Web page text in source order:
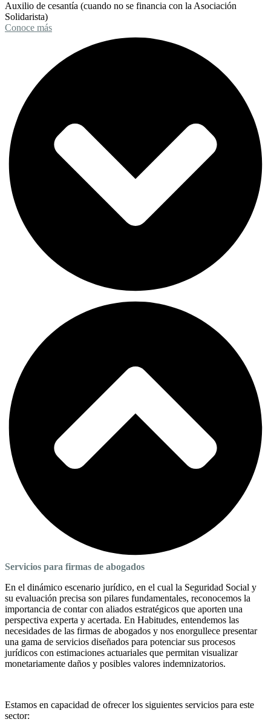
Auxilio de cesantía (cuando no se financia con la Asociación
Solidarista)
Conoce más
Servicios para firmas de abogados
En el dinámico escenario jurídico, en el cual la Seguridad Social y
su evaluación precisa son pilares fundamentales, reconocemos la
importancia de contar con aliados estratégicos que aporten una
perspectiva experta y acertada. En Habitudes, entendemos las
necesidades de las firmas de abogados y nos enorgullece presentar
una gama de servicios diseñados para potenciar sus procesos
jurídicos con estimaciones actuariales que permitan visualizar
monetariamente daños y posibles valores indemnizatorios.
Estamos en capacidad de ofrecer los siguientes servicios para este
sector: